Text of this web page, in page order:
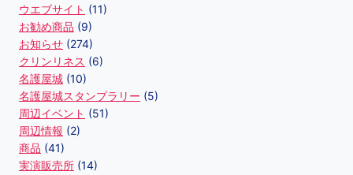
ウエブサイト (11)
お勧め商品 (9)
お知らせ (274)
クリンリネス (6)
名護屋城 (10)
名護屋城スタンプラリー (5)
周辺イベント (51)
周辺情報 (2)
商品 (41)
実演販売所 (14)